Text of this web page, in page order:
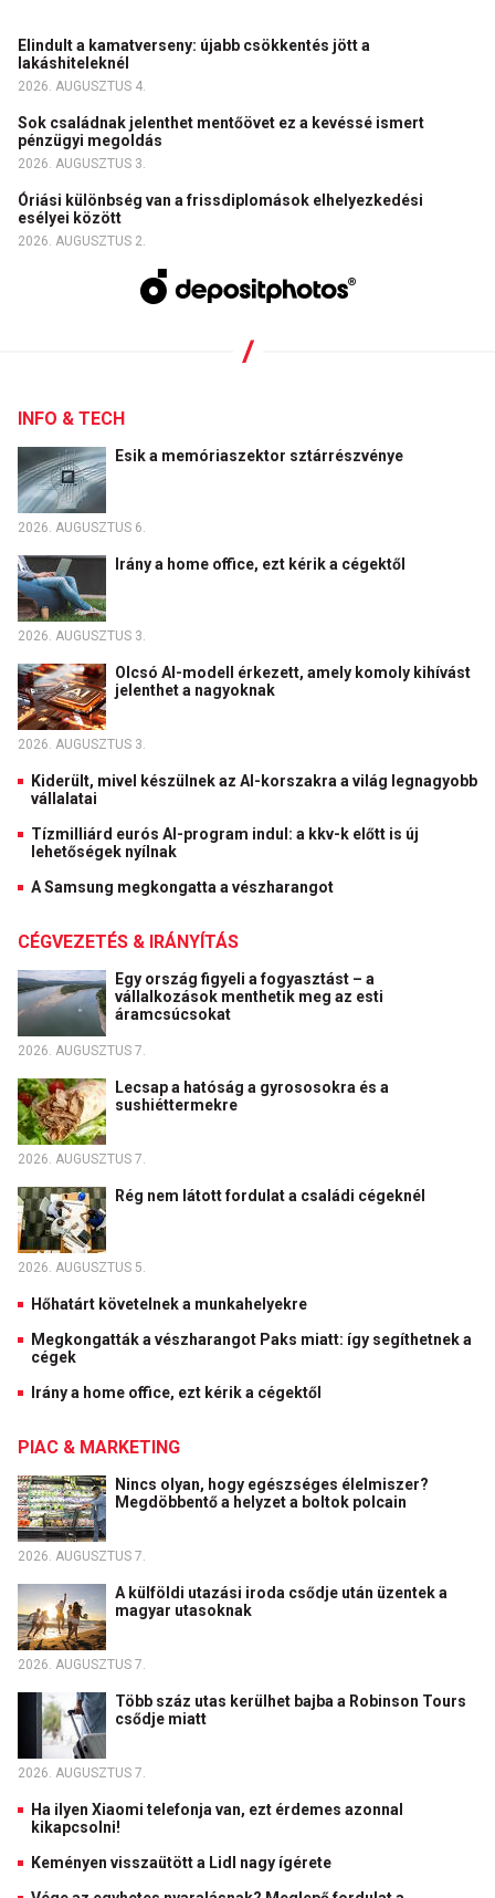
Elindult a kamatverseny: újabb csökkentés jött a
lakáshiteleknél
2026. AUGUSZTUS 4.
Sok családnak jelenthet mentőövet ez a kevéssé ismert
pénzügyi megoldás
2026. AUGUSZTUS 3.
Óriási különbség van a frissdiplomások elhelyezkedési
esélyei között
2026. AUGUSZTUS 2.
INFO & TECH
Esik a memóriaszektor sztárrészvénye
2026. AUGUSZTUS 6.
Irány a home office, ezt kérik a cégektől
2026. AUGUSZTUS 3.
Olcsó AI-modell érkezett, amely komoly kihívást
jelenthet a nagyoknak
2026. AUGUSZTUS 3.
Kiderült, mivel készülnek az AI-korszakra a világ legnagyobb
vállalatai
Tízmilliárd eurós AI-program indul: a kkv-k előtt is új
lehetőségek nyílnak
A Samsung megkongatta a vészharangot
CÉGVEZETÉS & IRÁNYÍTÁS
Egy ország figyeli a fogyasztást – a
vállalkozások menthetik meg az esti
áramcsúcsokat
2026. AUGUSZTUS 7.
Lecsap a hatóság a gyrososokra és a
sushiéttermekre
2026. AUGUSZTUS 7.
Rég nem látott fordulat a családi cégeknél
2026. AUGUSZTUS 5.
Hőhatárt követelnek a munkahelyekre
Megkongatták a vészharangot Paks miatt: így segíthetnek a
cégek
Irány a home office, ezt kérik a cégektől
PIAC & MARKETING
Nincs olyan, hogy egészséges élelmiszer?
Megdöbbentő a helyzet a boltok polcain
2026. AUGUSZTUS 7.
A külföldi utazási iroda csődje után üzentek a
magyar utasoknak
2026. AUGUSZTUS 7.
Több száz utas kerülhet bajba a Robinson Tours
csődje miatt
2026. AUGUSZTUS 7.
Ha ilyen Xiaomi telefonja van, ezt érdemes azonnal
kikapcsolni!
Keményen visszaütött a Lidl nagy ígérete